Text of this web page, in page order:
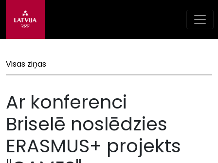
Visas ziņas
Ar konferenci
Briselē noslēdzies
ERASMUS+ projekts